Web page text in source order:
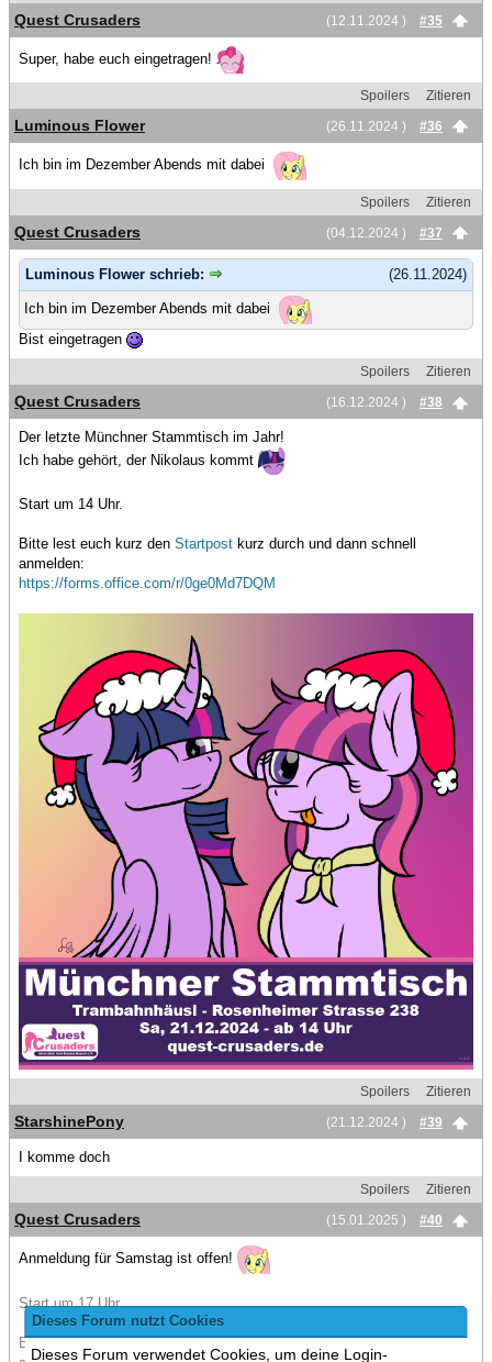
Dieses Forum nutzt Cookies
Dieses Forum verwendet Cookies, um deine Login-
(12.11.2024 )
#35
Quest Crusaders
Super, habe euch eingetragen!
Spoilers
Zitieren
(26.11.2024 )
#36
Luminous Flower
Ich bin im Dezember Abends mit dabei
Spoilers
Zitieren
(04.12.2024 )
#37
Quest Crusaders
(26.11.2024)
Luminous Flower schrieb:
Ich bin im Dezember Abends mit dabei
Bist eingetragen
Spoilers
Zitieren
(16.12.2024 )
#38
Quest Crusaders
Der letzte Münchner Stammtisch im Jahr!
Ich habe gehört, der Nikolaus kommt
Start um 14 Uhr.
Bitte lest euch kurz den Startpost kurz durch und dann schnell
anmelden:
https://forms.office.com/r/0ge0Md7DQM
Spoilers
Zitieren
(21.12.2024 )
#39
StarshinePony
I komme doch
Spoilers
Zitieren
(15.01.2025 )
#40
Quest Crusaders
Anmeldung für Samstag ist offen!
Start um 17 Uhr.
Bitte lest euch kurz denStartpostkurz durch und dann schnell